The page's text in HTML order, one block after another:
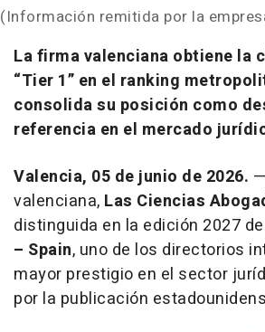
(Información remitida por la
La firma valenciana obtiene la
“Tier 1” en el ranking
consolida su posición como
referencia en el mercado
Valencia, 05 de junio de 2026.
valenciana, Las Ciencias
distinguida en la edición 2027 de
– Spain, uno de los directorios
mayor prestigio en el sector
por la publicación